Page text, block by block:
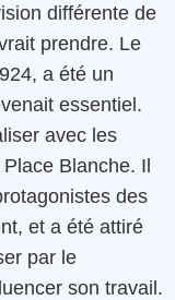
différente de
prendre. Le
a été un
essentiel.
avec les
Blanche. Il
des
et a été attiré
par le
son travail.